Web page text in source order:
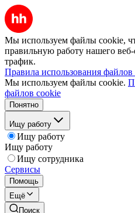
Мы используем файлы cookie,
правильную работу нашего веб-
трафик.
Правила использования файлов
Мы используем файлы cookie.
файлов cookie
Понятно
Ищу работу
Ищу работу
Ищу работу
Ищу сотрудника
Сервисы
Помощь
Ещё
Поиск